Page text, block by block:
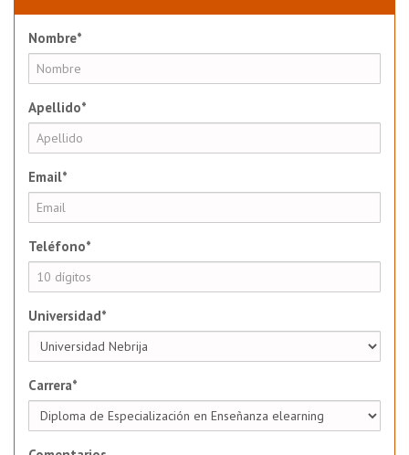
Nombre*
Apellido*
Email*
Teléfono*
Universidad*
Carrera*